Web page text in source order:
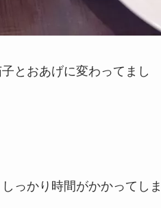
とおあげに変わってまし
っかり時間がかかってし